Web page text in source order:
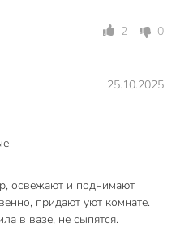
сухоцвет
10396/A300071
2 0
25.10.2025
освежают и поднимают
придают уют комнате.
в вазе, не сыпятся.